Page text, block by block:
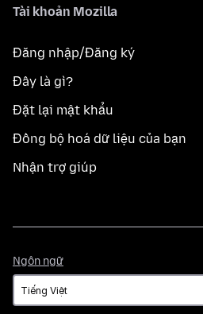
Tài khoản Mozilla
Đăng nhập/Đăng ký
Đây là gì?
Đặt lại mật khẩu
Đồng bộ hoá dữ liệu của bạn
Nhận trợ giúp
Ngôn ngữ
ngữ